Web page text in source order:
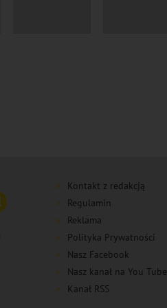
Kontakt z redakcją
Regulamin
Reklama
Polityka Prywatności
Nasz Facebook
Nasz kanał na You Tube
Kanał RSS